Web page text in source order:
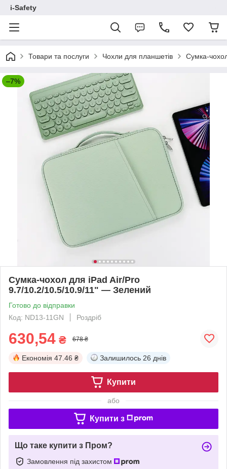
i-Safety
Товари та послуги Чохли для планшетів Сумка-
–7%
Сумка-чохол для iPad Air/Pro
9.7/10.2/10.5/10.9/11" — Зелений
Готово до відправки
Код: ND13-11GN
Роздріб
630,54 ₴ 678 ₴
Економія 47.46 ₴ Залишилось 26 днів
Купити
або
Купити з
Що таке купити з Пром?
Замовлення під захистом